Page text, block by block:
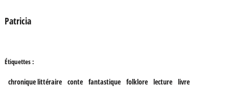
Patricia
Étiquettes :
chronique littéraire conte fantastique folklore lecture livre